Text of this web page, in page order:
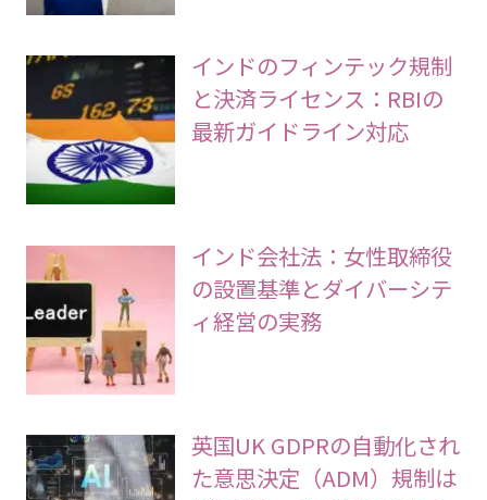
インドのフィンテック規制
と決済ライセンス：RBIの
最新ガイドライン対応
インド会社法：女性取締役
の設置基準とダイバーシテ
ィ経営の実務
英国UK GDPRの自動化され
た意思決定（ADM）規制は